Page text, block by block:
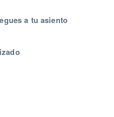
a tu asiento